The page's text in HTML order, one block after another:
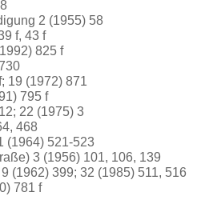
2 (1955) 58
f, 43 f
825 f
19 (1972) 871
795 f
22 (1975) 3
468
(1964) 521-523
3 (1956) 101, 106, 139
(1962) 399; 32 (1985) 511, 516
781 f